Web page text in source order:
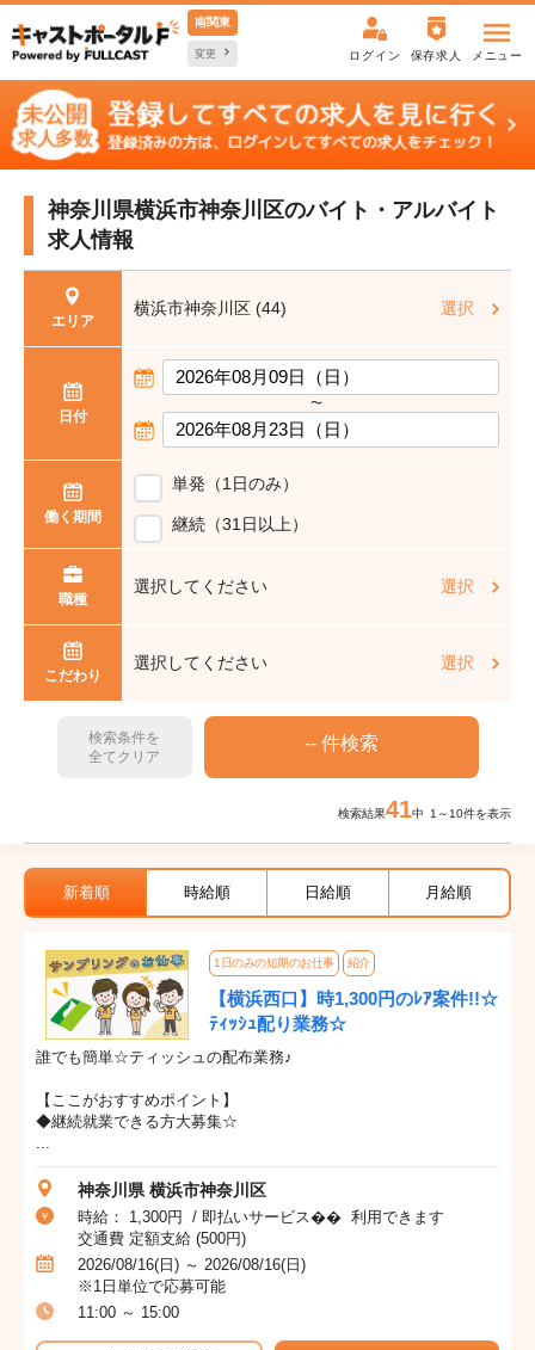
南関東
変更 ログイン 保存求人 メニュー
神奈川県横浜市神奈川区のバイト・アルバイト
求人情報
エリア
横浜市神奈川区 (44) 選択
日付
〜
働く期間
単発（1日のみ）
継続（31日以上）
職種
選択してください 選択
こだわり
選択してください 選択
検索条件を
全てクリア
検索結果41中 1～10件を表示
新着順 時給順 日給順 月給順
1日のみの短期のお仕事 紹介
【横浜西口】時1,300円のﾚｱ案件!!☆
ﾃｨｯｼｭ配り業務☆
誰でも簡単☆ティッシュの配布業務♪
【ここがおすすめポイント】
◆継続就業できる方大募集☆
...
神奈川県 横浜市神奈川区
時給： 1,300円 / 即払いサービス�� 利用できます
交通費 定額支給 (500円)
2026/08/16(日) ～ 2026/08/16(日)
※1日単位で応募可能
11:00 ～ 15:00